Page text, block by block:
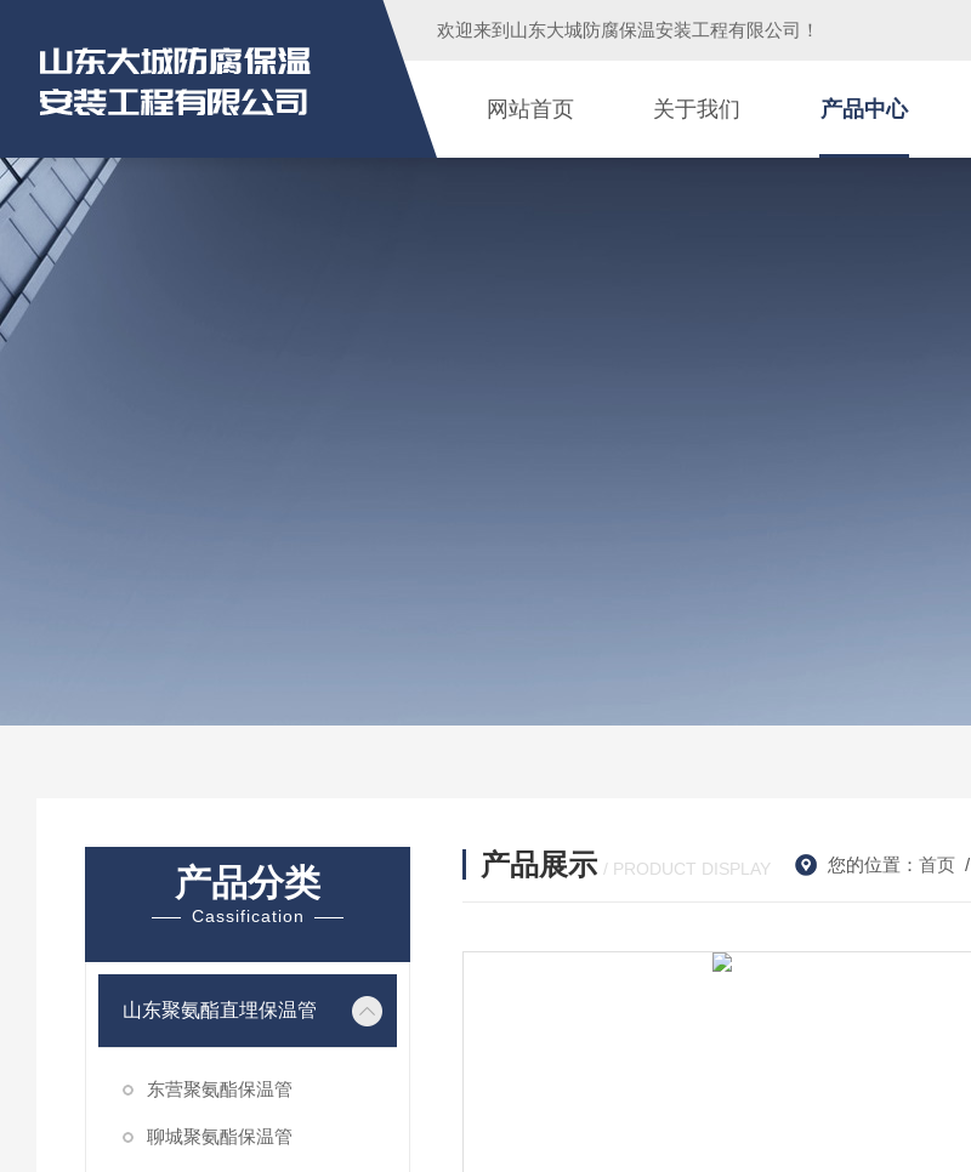
欢迎来到 山东大城防腐保温安装工程有限公司 ！
网站首页 关于我们 产品中心
产品分类
Cassification
山东聚氨酯直埋保温管
东营聚氨酯保温管
聊城聚氨酯保温管
产品展示 / PRODUCT DISPLAY 您的位置： 首页/